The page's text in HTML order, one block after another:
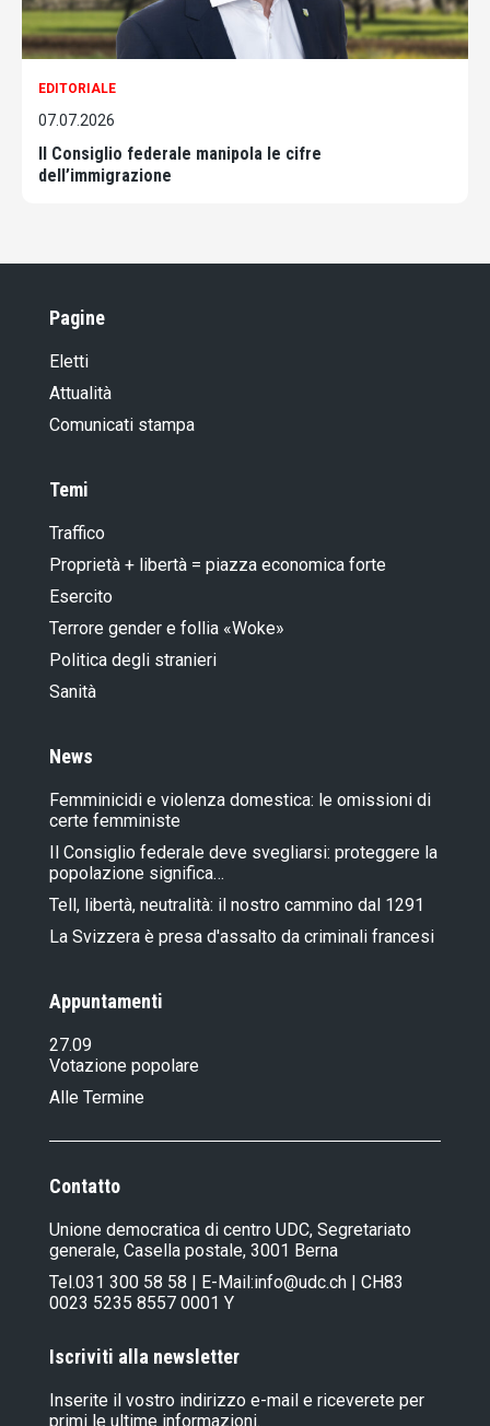
EDITORIALE
07.07.2026
Il Consiglio federale manipola le cifre
dell’immigrazione
Pagine
Eletti
Attualità
Comunicati stampa
Temi
Traffico
Proprietà + libertà = piazza economica forte
Esercito
Terrore gender e follia «Woke»
Politica degli stranieri
Sanità
News
Femminicidi e violenza domestica: le omissioni di
certe femministe
Il Consiglio federale deve svegliarsi: proteggere la
popolazione significa…
Tell, libertà, neutralità: il nostro cammino dal 1291
La Svizzera è presa d'assalto da criminali francesi
Appuntamenti
27.09
Votazione popolare
Alle Termine
Contatto
Unione democratica di centro UDC, Segretariato
generale, Casella postale, 3001 Berna
Tel.031 300 58 58 | E-Mail:info@udc.ch | CH83
0023 5235 8557 0001 Y
Iscriviti alla newsletter
Inserite il vostro indirizzo e-mail e riceverete per
primi le ultime informazioni.